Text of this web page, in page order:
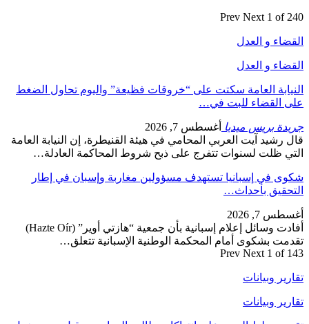
Prev Next 1 of 240
القضاء و العدل
القضاء و العدل
النيابة العامة سكتت على “خروقات فظيعة” واليوم تحاول الضغط
على القضاء للبت في…
جريدة بريس ميديا أغسطس 7, 2026
قال رشيد آيت العربي المحامي في هيئة القنيطرة، إن النيابة العامة
التي ظلت لسنوات تتفرج على ذبح شروط المحاكمة العادلة…
شكوى في إسبانيا تستهدف مسؤولين مغاربة وإسبان في إطار
التحقيق بأحداث…
أغسطس 7, 2026
أفادت وسائل إعلام إسبانية بأن جمعية “هازتي أوير” (Hazte Oír)
تقدمت بشكوى أمام المحكمة الوطنية الإسبانية تتعلق…
Prev Next 1 of 143
تقارير وبيانات
تقارير وبيانات